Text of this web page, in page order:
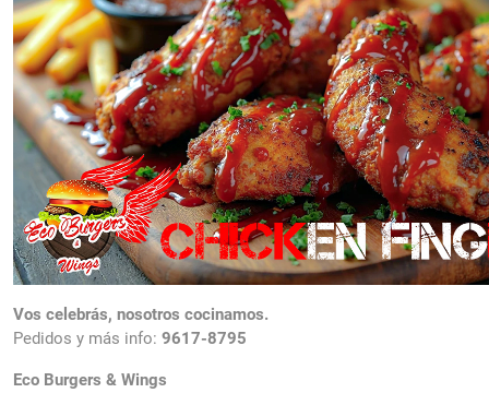
Vos celebrás, nosotros cocinamos.
Pedidos y más info: 9617-8795
Eco Burgers & Wings